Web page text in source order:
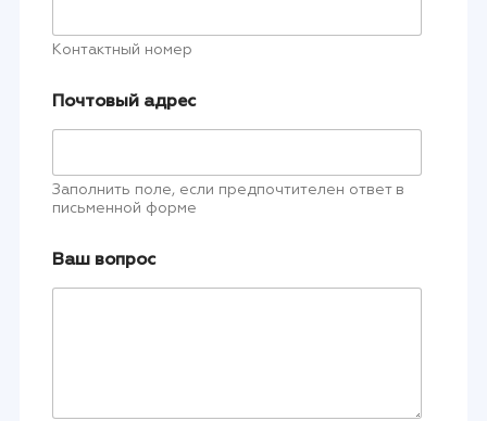
Контактный номер
Почтовый адрес
Заполнить поле, если предпочтителен ответ в
письменной форме
Ваш вопрос